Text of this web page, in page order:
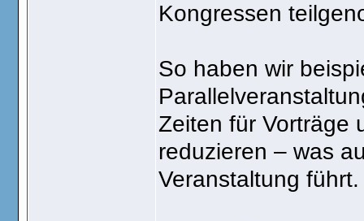
Kongressen
So haben wir
Zeiten für Vorträge
reduzieren – was
Veranstaltung führt.